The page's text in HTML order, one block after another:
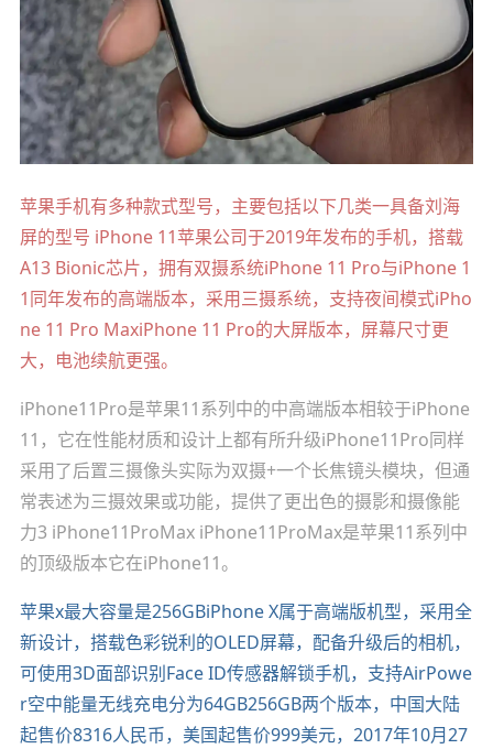
苹果手机有多种款式型号，主要包括以下几类一具备刘海
屏的型号 iPhone 11苹果公司于2019年发布的手机，搭载
A13 Bionic芯片，拥有双摄系统iPhone 11 Pro与iPhone 1
1同年发布的高端版本，采用三摄系统，支持夜间模式iPho
ne 11 Pro MaxiPhone 11 Pro的大屏版本，屏幕尺寸更
大，电池续航更强。
iPhone11Pro是苹果11系列中的中高端版本相较于iPhone
11，它在性能材质和设计上都有所升级iPhone11Pro同样
采用了后置三摄像头实际为双摄+一个长焦镜头模块，但通
常表述为三摄效果或功能，提供了更出色的摄影和摄像能
力3 iPhone11ProMax iPhone11ProMax是苹果11系列中
的顶级版本它在iPhone11。
苹果x最大容量是256GBiPhone X属于高端版机型，采用全
新设计，搭载色彩锐利的OLED屏幕，配备升级后的相机，
可使用3D面部识别Face ID传感器解锁手机，支持AirPowe
r空中能量无线充电分为64GB256GB两个版本，中国大陆
起售价8316人民币，美国起售价999美元，2017年10月27